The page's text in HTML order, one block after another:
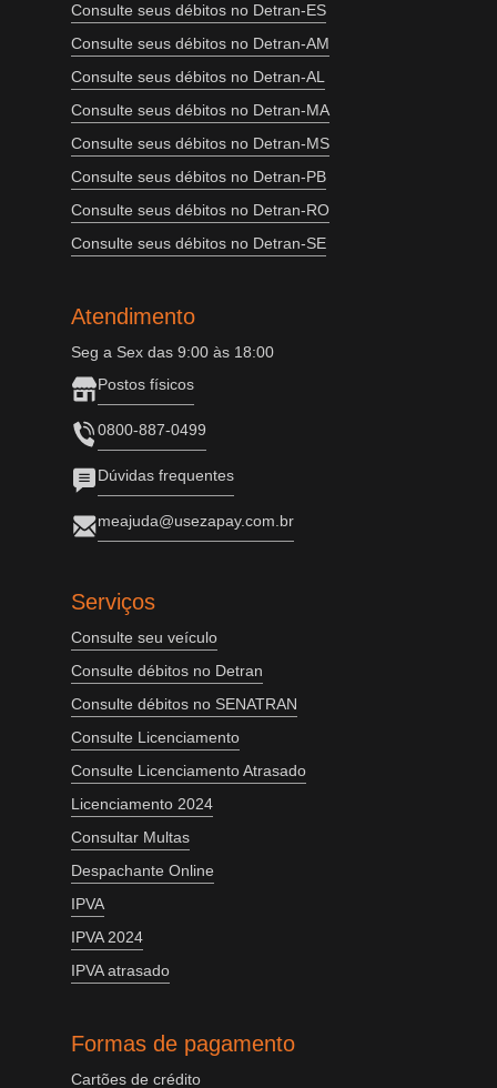
Consulte seus débitos no Detran-ES
Consulte seus débitos no Detran-AM
Consulte seus débitos no Detran-AL
Consulte seus débitos no Detran-MA
Consulte seus débitos no Detran-MS
Consulte seus débitos no Detran-PB
Consulte seus débitos no Detran-RO
Consulte seus débitos no Detran-SE
Atendimento
Seg a Sex das 9:00 às 18:00
Postos físicos
0800-887-0499
Dúvidas frequentes
meajuda@usezapay.com.br
Serviços
Consulte seu veículo
Consulte débitos no Detran
Consulte débitos no SENATRAN
Consulte Licenciamento
Consulte Licenciamento Atrasado
Licenciamento 2024
Consultar Multas
Despachante Online
IPVA
IPVA 2024
IPVA atrasado
Formas de pagamento
Cartões de crédito